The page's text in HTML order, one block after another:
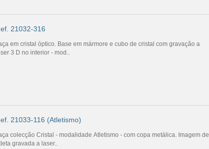
21032-316
em cristal óptico. Base em mármore e cubo de cristal com gravação a
3 D no interior - mod..
21033-116 (Atletismo)
colecção Cristal - modalidade Atletismo - com copa metálica. Imagem de
gravada a laser..